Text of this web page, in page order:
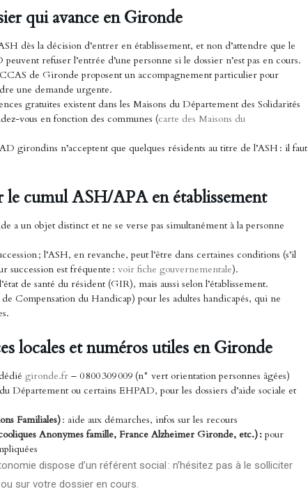
qui avance en Gironde
dès la décision d’entrer en établissement, et non d’attendre que le
refuser l’entrée d’une personne si le dossier n’est pas en cours.
de Gironde proposent un accompagnement particulier pour
une demande urgente.
gratuites existent dans les Maisons du Département des Solidarités
vous en fonction des communes (carte des Maisons du
girondins n’acceptent que quelques résidents au titre de l’ASH : il faut
le cumul ASH/APA en établissement
a un objet distinct et ne se verse pas simultanément à la personne
; l’ASH, en revanche, peut l’être dans certaines conditions (s’il
succession est fréquente : voir fiche gouvernementale).
de santé du résident (GIR), mais aussi selon l’établissement.
Compensation du Handicap) pour les adultes handicapés, qui ne
locales et numéros utiles en Gironde
gironde.fr – 0 800 309 009 (n° vert orientation personnes âgées)
Département ou certains EHPAD, pour les dossiers d’aide sociale et
Familiales): aide aux démarches, infos sur les recours
Anonymes famille, France Alzheimer Gironde, etc.) : pour
dispose d’un référent social : n’hésitez pas à le solliciter
sur votre dossier en cours.